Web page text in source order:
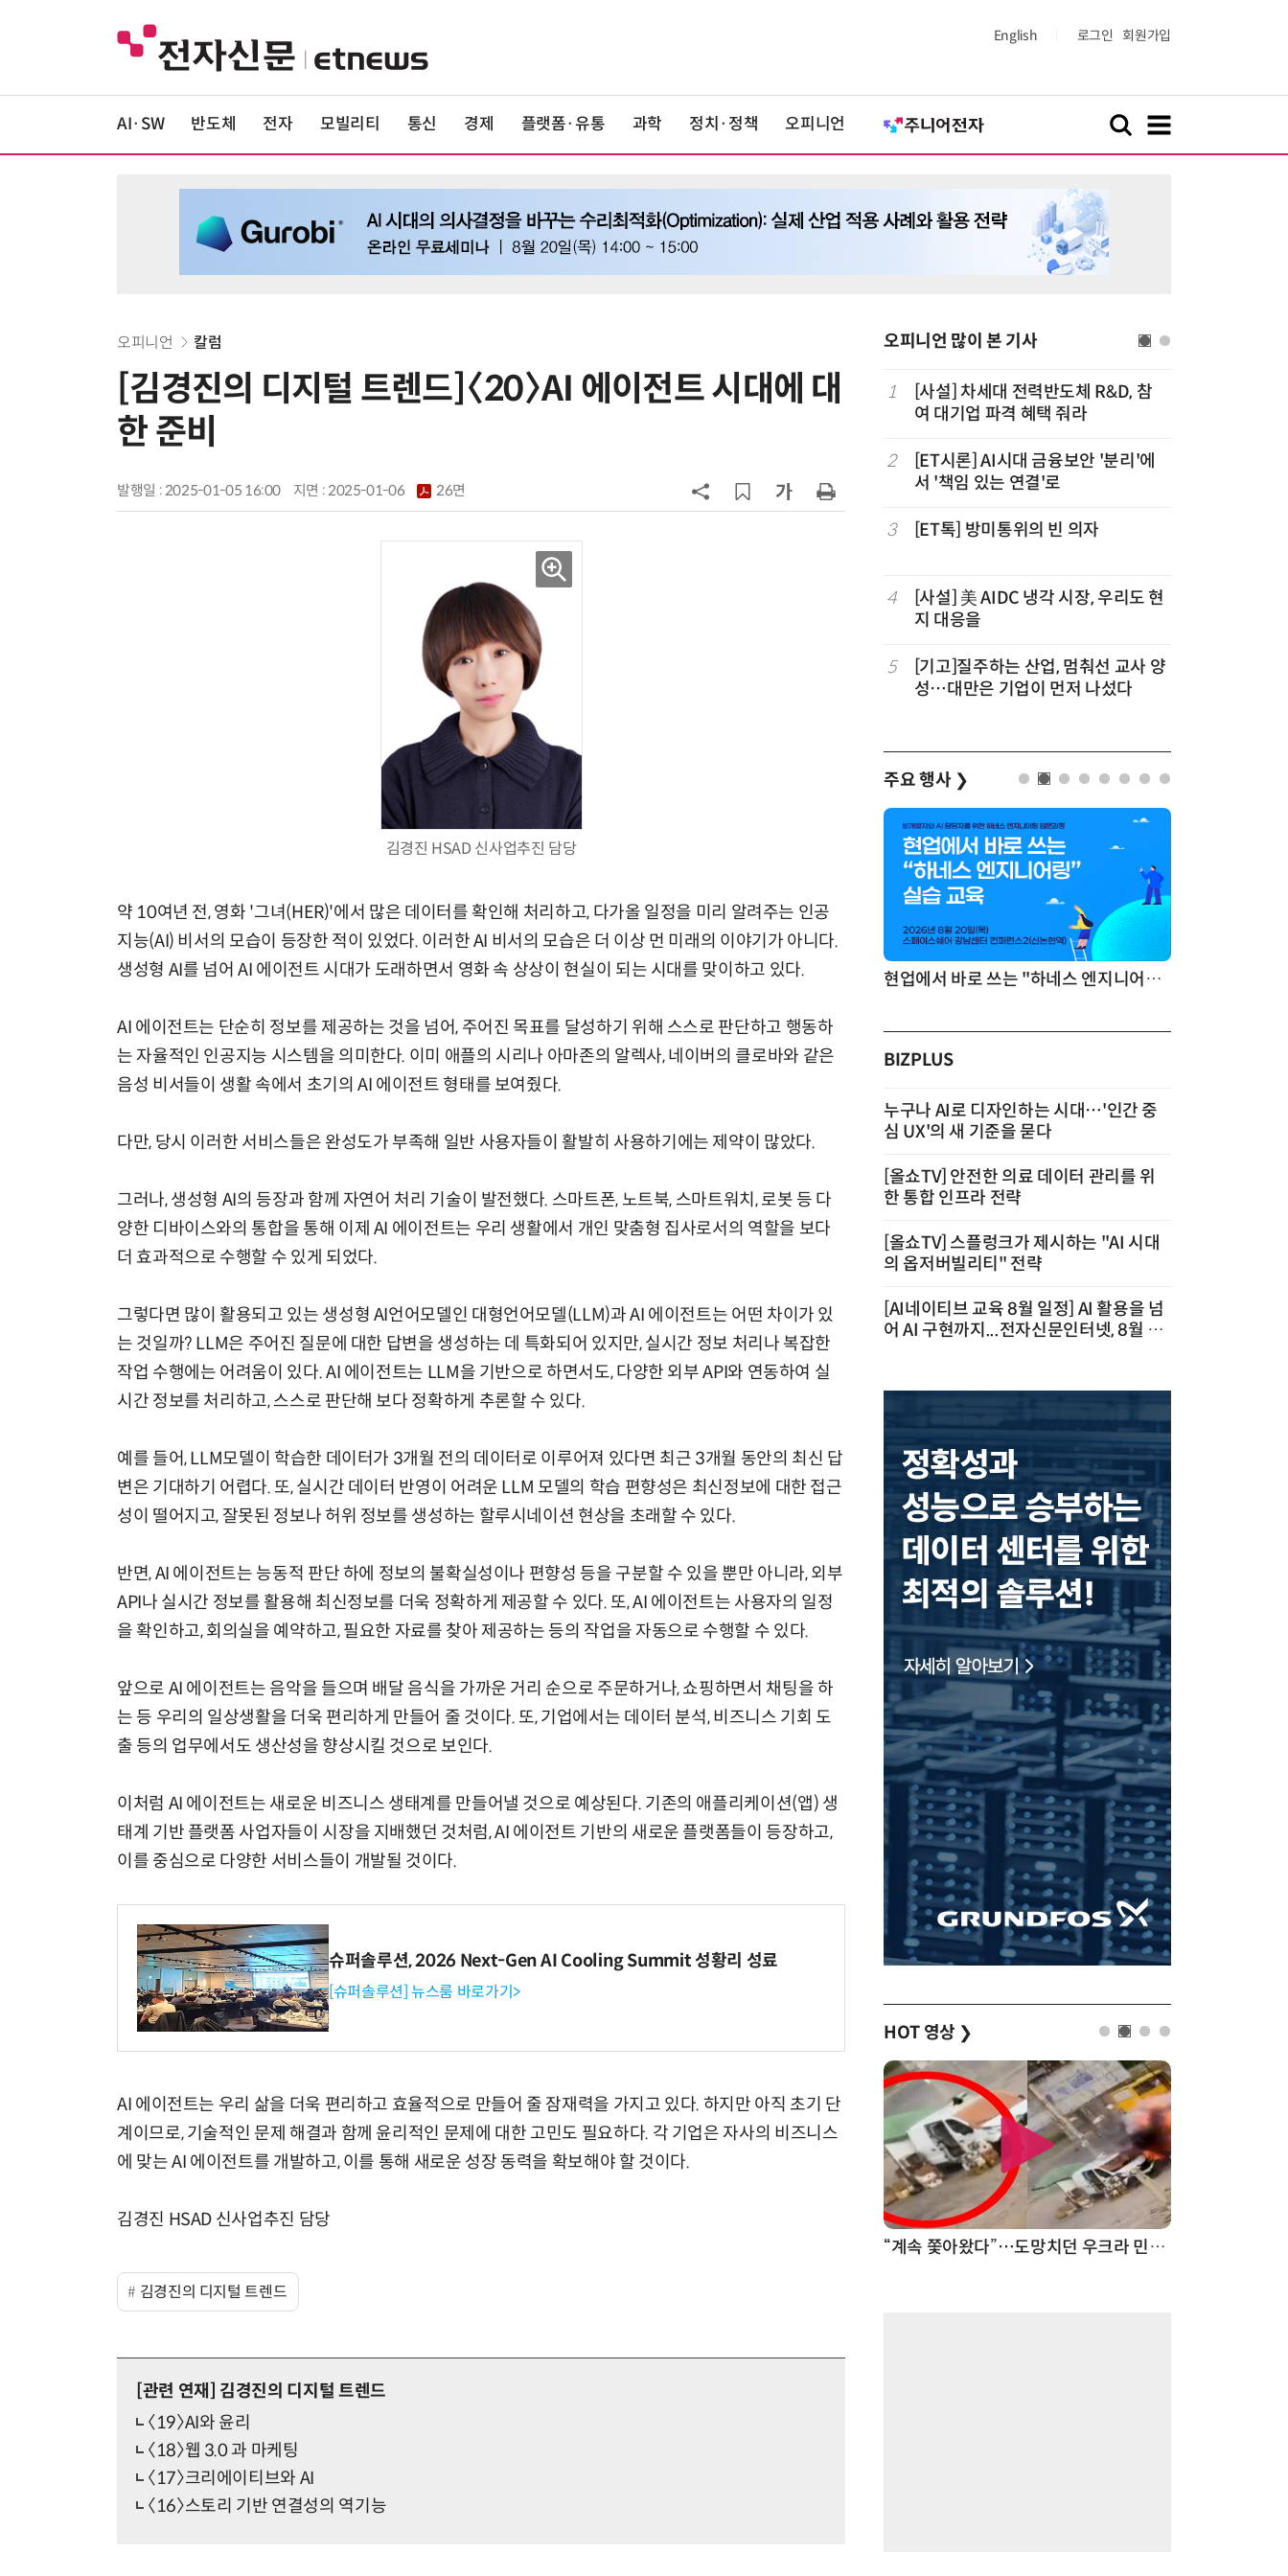
English 로그인 회원가입
AI·SW 반도체 전자 모빌리티 통신 경제 플랫폼·유통 과학 정치·정책 오피니언
오피니언 칼럼
[김경진의 디지털 트렌드]〈20〉AI 에이전트 시대에 대
한 준비
발행일 : 2025-01-05 16:00 지면 :2025-01-06 26면
김경진 HSAD 신사업추진 담당
약 10여년 전, 영화 '그녀(HER)'에서 많은 데이터를 확인해 처리하고, 다가올 일정을 미리 알려주는 인공
지능(AI) 비서의 모습이 등장한 적이 있었다. 이러한 AI 비서의 모습은 더 이상 먼 미래의 이야기가 아니다.
생성형 AI를 넘어 AI 에이전트 시대가 도래하면서 영화 속 상상이 현실이 되는 시대를 맞이하고 있다.
AI 에이전트는 단순히 정보를 제공하는 것을 넘어, 주어진 목표를 달성하기 위해 스스로 판단하고 행동하
는 자율적인 인공지능 시스템을 의미한다. 이미 애플의 시리나 아마존의 알렉사, 네이버의 클로바와 같은
음성 비서들이 생활 속에서 초기의 AI 에이전트 형태를 보여줬다.
다만, 당시 이러한 서비스들은 완성도가 부족해 일반 사용자들이 활발히 사용하기에는 제약이 많았다.
그러나, 생성형 AI의 등장과 함께 자연어 처리 기술이 발전했다. 스마트폰, 노트북, 스마트워치, 로봇 등 다
양한 디바이스와의 통합을 통해 이제 AI 에이전트는 우리 생활에서 개인 맞춤형 집사로서의 역할을 보다
더 효과적으로 수행할 수 있게 되었다.
그렇다면 많이 활용되고 있는 생성형 AI언어모델인 대형언어모델(LLM)과 AI 에이전트는 어떤 차이가 있
는 것일까? LLM은 주어진 질문에 대한 답변을 생성하는 데 특화되어 있지만, 실시간 정보 처리나 복잡한
작업 수행에는 어려움이 있다. AI 에이전트는 LLM을 기반으로 하면서도, 다양한 외부 API와 연동하여 실
시간 정보를 처리하고, 스스로 판단해 보다 정확하게 추론할 수 있다.
예를 들어, LLM모델이 학습한 데이터가 3개월 전의 데이터로 이루어져 있다면 최근 3개월 동안의 최신 답
변은 기대하기 어렵다. 또, 실시간 데이터 반영이 어려운 LLM 모델의 학습 편향성은 최신정보에 대한 접근
성이 떨어지고, 잘못된 정보나 허위 정보를 생성하는 할루시네이션 현상을 초래할 수 있다.
반면, AI 에이전트는 능동적 판단 하에 정보의 불확실성이나 편향성 등을 구분할 수 있을 뿐만 아니라, 외부
API나 실시간 정보를 활용해 최신정보를 더욱 정확하게 제공할 수 있다. 또, AI 에이전트는 사용자의 일정
을 확인하고, 회의실을 예약하고, 필요한 자료를 찾아 제공하는 등의 작업을 자동으로 수행할 수 있다.
앞으로 AI 에이전트는 음악을 들으며 배달 음식을 가까운 거리 순으로 주문하거나, 쇼핑하면서 채팅을 하
는 등 우리의 일상생활을 더욱 편리하게 만들어 줄 것이다. 또, 기업에서는 데이터 분석, 비즈니스 기회 도
출 등의 업무에서도 생산성을 향상시킬 것으로 보인다.
이처럼 AI 에이전트는 새로운 비즈니스 생태계를 만들어낼 것으로 예상된다. 기존의 애플리케이션(앱) 생
태계 기반 플랫폼 사업자들이 시장을 지배했던 것처럼, AI 에이전트 기반의 새로운 플랫폼들이 등장하고,
이를 중심으로 다양한 서비스들이 개발될 것이다.
슈퍼솔루션, 2026 Next-Gen AI Cooling Summit 성황리 성료
[슈퍼솔루션] 뉴스룸 바로가기>
AI 에이전트는 우리 삶을 더욱 편리하고 효율적으로 만들어 줄 잠재력을 가지고 있다. 하지만 아직 초기 단
계이므로, 기술적인 문제 해결과 함께 윤리적인 문제에 대한 고민도 필요하다. 각 기업은 자사의 비즈니스
에 맞는 AI 에이전트를 개발하고, 이를 통해 새로운 성장 동력을 확보해야 할 것이다.
김경진 HSAD 신사업추진 담당
김경진의 디지털 트렌드
[관련 연재]
김경진의 디지털 트렌드
〈19〉AI와 윤리
〈18〉웹 3.0 과 마케팅
〈17〉크리에이티브와 AI
〈16〉스토리 기반 연결성의 역기능
오피니언 많이 본 기사
6
[사설] AI 패권·산업 활력 제고에 모
협정, '상호인정 체계'라는 다리가 필
1
[사설] 차세대 전력반도체 R&D, 참
여 대기업 파격 혜택 줘라
2
[ET시론] AI시대 금융보안 '분리'에
서 '책임 있는 연결'로
3 [ET톡] 방미통위의 빈 의자
4
[사설] 美 AIDC 냉각 시장, 우리도 현
지 대응을
5
[기고]질주하는 산업, 멈춰선 교사 양
성…대만은 기업이 먼저 나섰다
주요 행사 ❯
양자컴퓨팅 비즈니스·기술 입문 1-Day 워크샵 - 큐비트·양자 알고리듬·Qiskit 실습으로 이해하는 차세대 현업에서 바로 쓰는 "하네스 엔지니어링" 실습 교육
BIZPLUS
누구나 AI로 디자인하는 시대…'인간 중
심 UX'의 새 기준을 묻다
[올쇼TV] 안전한 의료 데이터 관리를 위
한 통합 인프라 전략
[올쇼TV] 스플렁크가 제시하는 "AI 시대
의 옵저버빌리티" 전략
[AI네이티브 교육 8월 일정] AI 활용을 넘
어 AI 구현까지...전자신문인터넷, 8월 실
HOT 영상 ❯
“계속 쫓아왔다”…도망치던 우크라 민간인 공격한 러 자폭 드론